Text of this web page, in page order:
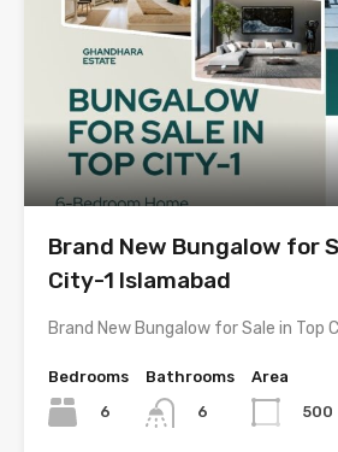
Brand New Bungalow for
City-1 Islamabad
Brand New Bungalow for Sale in Top
Bedrooms
6
Bathrooms
6
Area
500